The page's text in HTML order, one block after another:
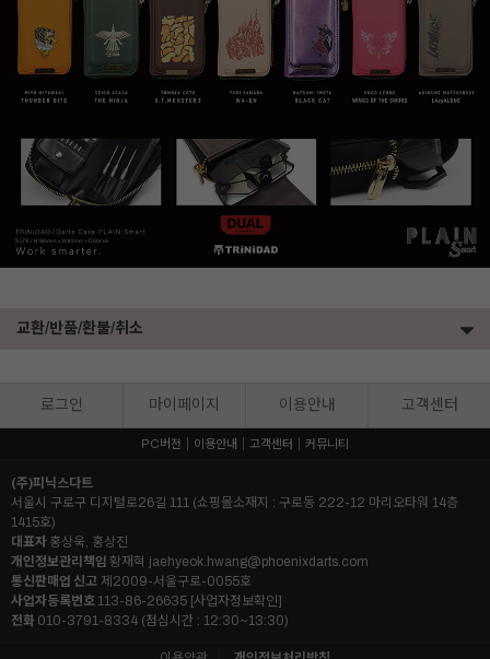
교환/반품/환불/취소
로그인 마이페이지 이용안내 고객센터
PC버전 이용안내 고객센터 커뮤니티
(주)피닉스다트
서울시 구로구 디지털로26길 111 (쇼핑몰소재지 : 구로동 222-12 마리오타워 14층
1415호)
대표자 홍상욱, 홍상진
개인정보관리책임 황재혁 jaehyeok.hwang@phoenixdarts.com
통신판매업 신고 제2009-서울구로-0055호
사업자등록번호 113-86-26635 [사업자정보확인]
전화 010-3791-8334 (점심시간 : 12:30~13:30)